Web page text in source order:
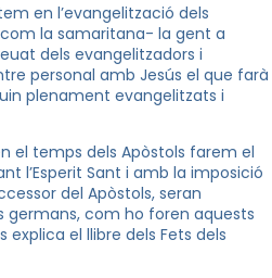
en l’evangelització dels
la samaritana- la gent a
dels evangelitzadors i
personal amb Jesús el que farà
plenament evangelitzats i
el temps dels Apòstols farem el
l’Esperit Sant i amb la imposició
del Apòstols, seran
germans, com ho foren aquests
el llibre dels Fets dels